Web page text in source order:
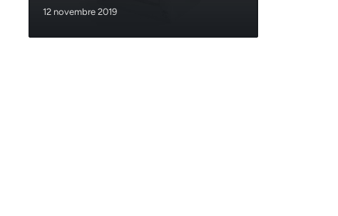
12 novembre 2019